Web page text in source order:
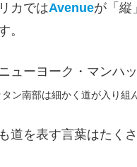
カではAvenueが「縦
。
ニューヨーク・マンハ
タン南部は細かく道が入り
道を表す言葉はたくさ